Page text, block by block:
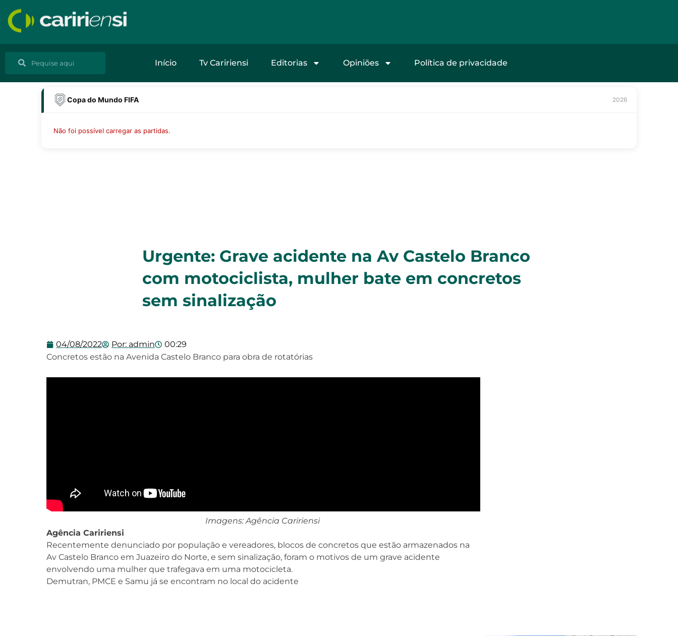
para
Pesquisar
Início Tv Caririensi Editorias Opiniões Política de privacidade
Copa do Mundo FIFA 2026
Não foi possível carregar as partidas.
Urgente: Grave acidente na Av Castelo Branco
com motociclista, mulher bate em concretos
sem sinalização
04/08/2022 Por: admin
00:29
Concretos estão na Avenida Castelo Branco para obra de rotatórias
Imagens: Agência Caririensi
Agência Caririensi
Recentemente denunciado por população e vereadores, blocos de concretos que estão armazenados na
Av Castelo Branco em Juazeiro do Norte, e sem sinalização, foram o motivos de um grave acidente
envolvendo uma mulher que trafegava em uma motocicleta.
Demutran, PMCE e Samu já se encontram no local do acidente